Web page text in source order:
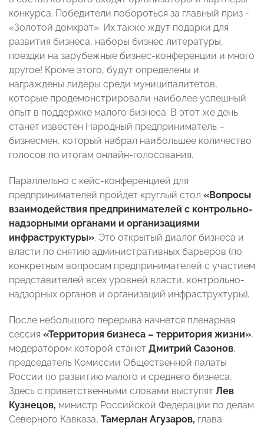
конкурса. Победители побороться за главный приз -
«Золотой домкрат». Их также ждут подарки для
развития бизнеса, наборы бизнес литературы,
поездки на зарубежные бизнес-конференции и много
другое! Кроме этого, будут определены и
награждены лидеры среди муниципалитетов,
которые продемонстрировали наиболее успешный
опыт в поддержке малого бизнеса. В этот же день
станет известен Народный предприниматель –
бизнесмен, который набрал наибольшее количество
голосов по итогам онлайн-голосования.
Параллельно с кейс-конференцией для
предпринимателей пройдет круглый стол «Вопросы
взаимодействия предпринимателей с контрольно-
надзорными органами и организациями
инфраструктуры». Это открытый диалог бизнеса и
власти по снятию административных барьеров (по
конкретным вопросам предпринимателей с участием
представителей всех уровней власти, контрольно-
надзорных органов и организаций инфраструктуры).
После небольшого перерыва начнется пленарная
сессия «Территория бизнеса – территория жизни»,
модератором которой станет Дмитрий Сазонов,
председатель Комиссии Общественной палаты
России по развитию малого и среднего бизнеса.
Здесь с приветственными словами выступят Лев
Кузнецов, министр Российской Федерации по делам
Северного Кавказа, Тамерлан Агузаров, глава